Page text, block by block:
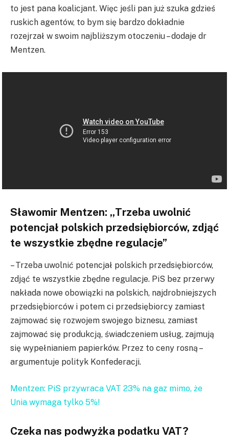
to jest pana koalicjant. Więc jeśli pan już szuka gdzieś
ruskich agentów, to bym się bardzo dokładnie
rozejrzał w swoim najbliższym otoczeniu – dodaje dr
Mentzen.
Sławomir Mentzen: „Trzeba uwolnić
potencjał polskich przedsiębiorców, zdjąć
te wszystkie zbędne regulacje”
– Trzeba uwolnić potencjał polskich przedsiębiorców,
zdjąć te wszystkie zbędne regulacje. PiS bez przerwy
nakłada nowe obowiązki na polskich, najdrobniejszych
przedsiębiorców i potem ci przedsiębiorcy zamiast
zajmować się rozwojem swojego biznesu, zamiast
zajmować się produkcją, świadczeniem usług, zajmują
się wypełnianiem papierków. Przez to ceny rosną –
argumentuje polityk Konfederacji.
Mentzen: PiS przywraca VAT 23% na gaz mimo, że
Unia wymaga tylko 5%!
Czeka nas podwyżka podatku VAT?